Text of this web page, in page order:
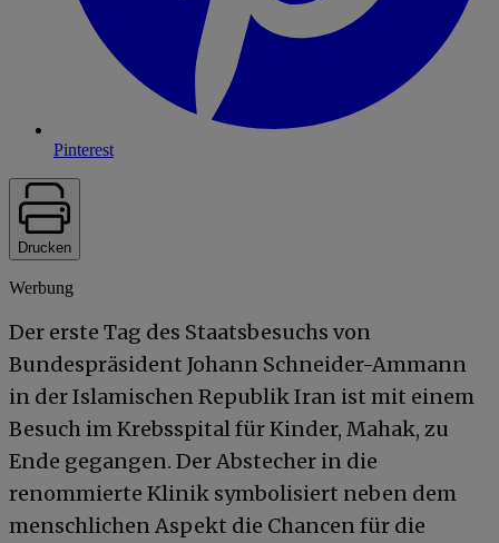
Pinterest
Drucken
Werbung
Der erste Tag des Staatsbesuchs von
Bundespräsident Johann Schneider-Ammann
in der Islamischen Republik Iran ist mit einem
Besuch im Krebsspital für Kinder, Mahak, zu
Ende gegangen. Der Abstecher in die
renommierte Klinik symbolisiert neben dem
menschlichen Aspekt die Chancen für die